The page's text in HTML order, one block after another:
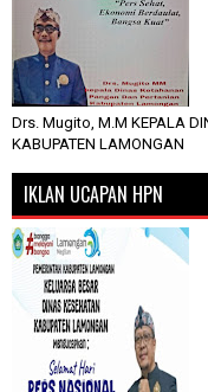
Drs. Mugito, M.M KEPALA
KABUPATEN LAMONGAN
IKLAN UCAPAN HPN